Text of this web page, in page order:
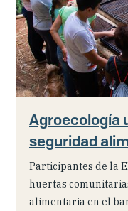
Agroecología
seguridad
Participantes de la
huertas
alimentaria en el